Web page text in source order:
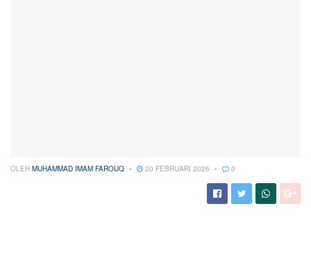
OLEH MUHAMMAD IMAM FAROUQ 20 FEBRUARI 2026 0